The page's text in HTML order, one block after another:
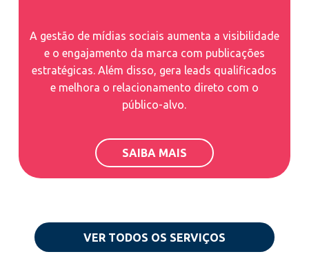
A gestão de mídias sociais aumenta a visibilidade
e o engajamento da marca com publicações
estratégicas. Além disso, gera leads qualificados
e melhora o relacionamento direto com o
público-alvo.
SAIBA MAIS
VER TODOS OS SERVIÇOS